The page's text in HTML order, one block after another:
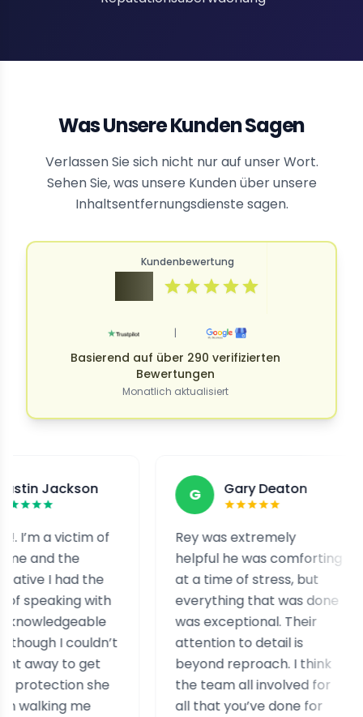
Was Unsere Kunden Sagen
Verlassen Sie sich nicht nur auf unser Wort.
Sehen Sie, was unsere Kunden über unsere
Inhaltsentfernungsdienste sagen.
Kundenbewertung
|
Basierend auf über 290 verifizierten
Bewertungen
Monatlich aktualisiert
of
the
with
get
she
me
Gary Deaton
Rey was extremely
helpful he was comforting
at a time of stress, but
everything that was done
was exceptional. Their
attention to detail is
beyond reproach. I think
the team all involved for
all that you’ve done for